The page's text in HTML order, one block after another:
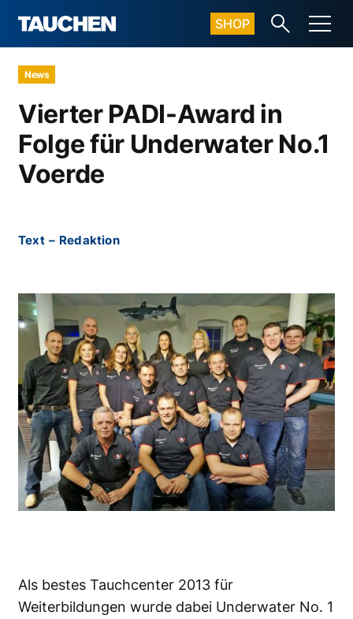
SHOP
News
Vierter PADI-Award in
Folge für Underwater No.1
Voerde
Text – Redaktion
Als bestes Tauchcenter 2013 für
Weiterbildungen wurde dabei Underwater No. 1